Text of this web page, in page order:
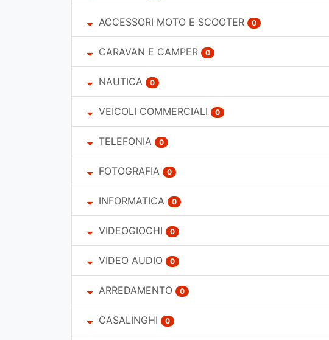
ACCESSORI MOTO E SCOOTER 0
CARAVAN E CAMPER 0
NAUTICA 0
VEICOLI COMMERCIALI 0
TELEFONIA 0
FOTOGRAFIA 0
INFORMATICA 0
VIDEOGIOCHI 0
VIDEO AUDIO 0
ARREDAMENTO 0
CASALINGHI 0